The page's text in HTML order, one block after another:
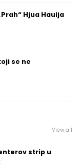
Hjua Hauija
se ne
View all
strip u